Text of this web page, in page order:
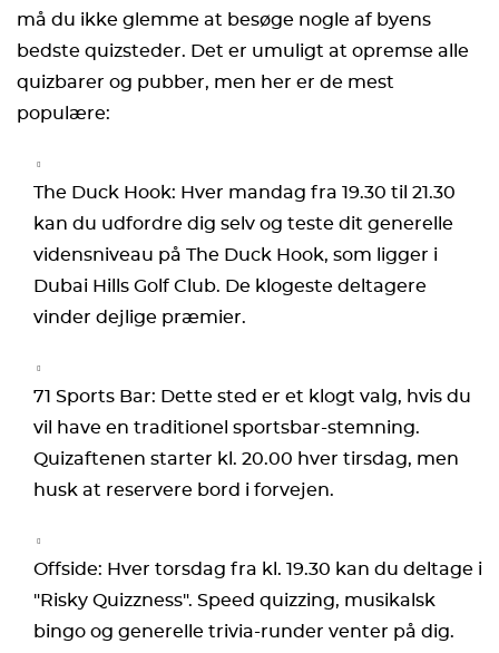
må du ikke glemme at besøge nogle af byens
bedste quizsteder. Det er umuligt at opremse alle
quizbarer og pubber, men her er de mest
populære:
The Duck Hook: Hver mandag fra 19.30 til 21.30
kan du udfordre dig selv og teste dit generelle
vidensniveau på The Duck Hook, som ligger i
Dubai Hills Golf Club. De klogeste deltagere
vinder dejlige præmier.
71 Sports Bar: Dette sted er et klogt valg, hvis du
vil have en traditionel sportsbar-stemning.
Quizaftenen starter kl. 20.00 hver tirsdag, men
husk at reservere bord i forvejen.
Offside: Hver torsdag fra kl. 19.30 kan du deltage i
"Risky Quizzness". Speed quizzing, musikalsk
bingo og generelle trivia-runder venter på dig.